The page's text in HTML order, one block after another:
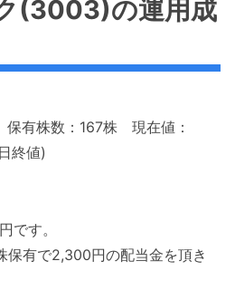
(3003)の運用成
有株数：167株 現在値：
終値)
です。
保有で2,300円の配当金を頂き